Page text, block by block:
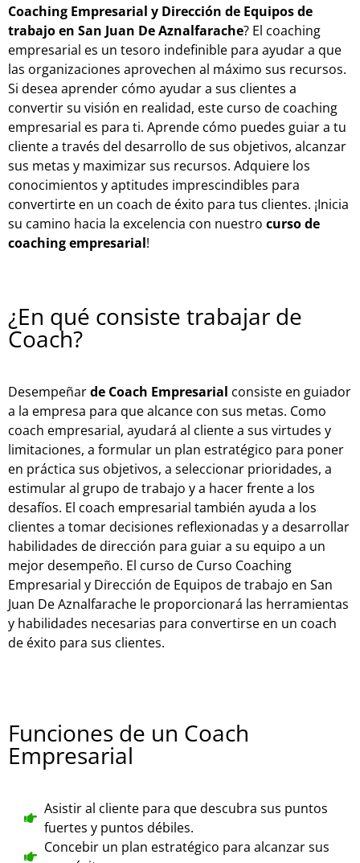
Coaching Empresarial y Dirección de Equipos de
trabajo en San Juan De Aznalfarache? El coaching
empresarial es un tesoro indefinible para ayudar a que
las organizaciones aprovechen al máximo sus recursos.
Si desea aprender cómo ayudar a sus clientes a
convertir su visión en realidad, este curso de coaching
empresarial es para ti. Aprende cómo puedes guiar a tu
cliente a través del desarrollo de sus objetivos, alcanzar
sus metas y maximizar sus recursos. Adquiere los
conocimientos y aptitudes imprescindibles para
convertirte en un coach de éxito para tus clientes. ¡Inicia
su camino hacia la excelencia con nuestro curso de
coaching empresarial!
¿En qué consiste trabajar de
Coach?
Desempeñarde Coach Empresarial consiste en guiador
a la empresa para que alcance con sus metas. Como
coach empresarial, ayudará al cliente a sus virtudes y
limitaciones, a formular un plan estratégico para poner
en práctica sus objetivos, a seleccionar prioridades, a
estimular al grupo de trabajo y a hacer frente a los
desafíos. El coach empresarial también ayuda a los
clientes a tomar decisiones reflexionadas y a desarrollar
habilidades de dirección para guiar a su equipo a un
mejor desempeño. El curso de Curso Coaching
Empresarial y Dirección de Equipos de trabajo en San
Juan De Aznalfarache le proporcionará las herramientas
y habilidades necesarias para convertirse en un coach
de éxito para sus clientes.
Funciones de un Coach
Empresarial
Asistir al cliente para que descubra sus puntos
fuertes y puntos débiles.
Concebir un plan estratégico para alcanzar sus